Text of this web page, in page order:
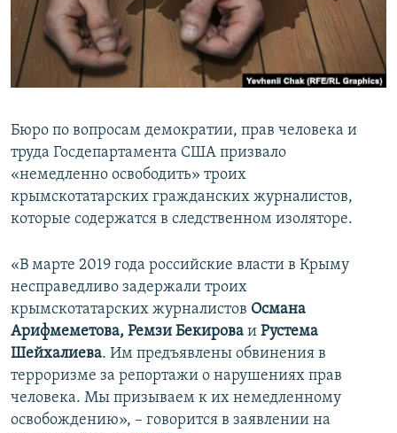
ПОБЕДИТЕЛЕЙ НЕ СУДЯТ?
КРЫМ.НЕПОКОРЕННЫЙ
ПРИСОЕДИНЯЙТЕСЬ!
Все сайты RFE/RL
Бюро по вопросам демократии, прав человека и
труда Госдепартамента США призвало
«немедленно освободить» троих
крымскотатарских гражданских журналистов,
которые содержатся в следственном изоляторе.
«В марте 2019 года российские власти в Крыму
несправедливо задержали троих
крымскотатарских журналистов Османа
Арифмеметова, Ремзи Бекирова и Рустема
Шейхалиева. Им предъявлены обвинения в
терроризме за репортажи о нарушениях прав
человека. Мы призываем к их немедленному
освобождению», – говорится в заявлении на